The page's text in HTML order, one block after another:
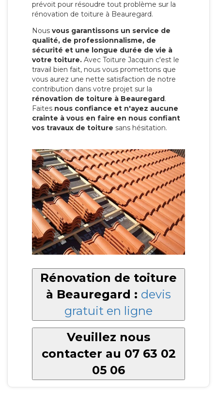
prévoit pour résoudre tout problème sur la
rénovation de toiture à Beauregard.
Nous vous garantissons un service de
qualité, de professionnalisme, de
sécurité et une longue durée de vie à
votre toiture. Avec Toiture Jacquin c'est le
travail bien fait, nous vous promettons que
vous aurez une nette satisfaction de notre
contribution dans votre projet sur la
rénovation de toiture à Beauregard.
Faites nous confiance et n'ayez aucune
crainte à vous en faire en nous confiant
vos travaux de toiture sans hésitation.
Rénovation de toiture
à Beauregard : devis
gratuit en ligne
Veuillez nous
contacter au 07 63 02
05 06